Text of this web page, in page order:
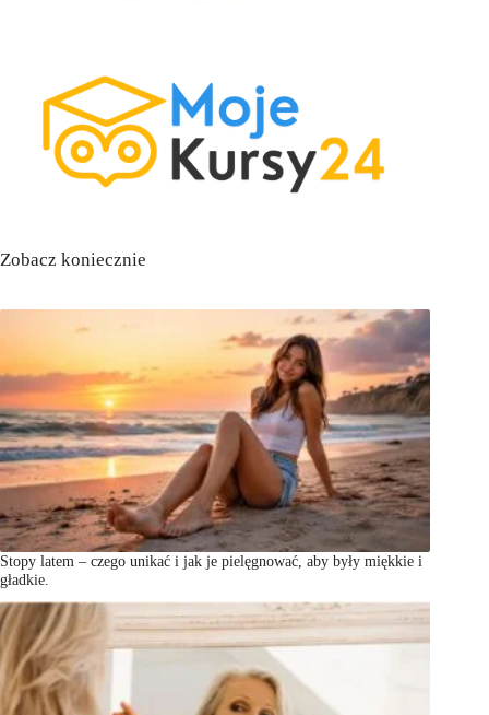
Zobacz koniecznie
Stopy latem – czego unikać i jak je pielęgnować, aby były miękkie i
gładkie.